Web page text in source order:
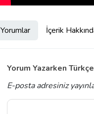
Yorumlar İçerik
Yorum Yazarken
E-posta adresiniz